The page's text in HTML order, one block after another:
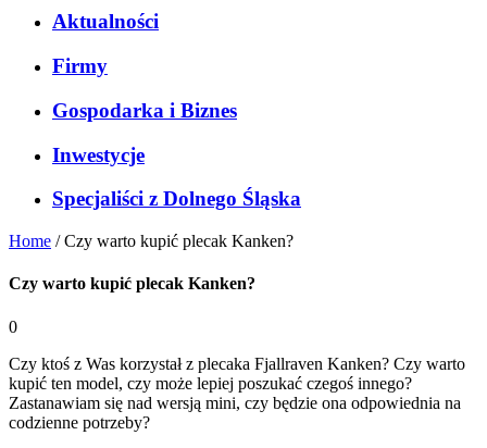
Aktualności
Firmy
Gospodarka i Biznes
Inwestycje
Specjaliści z Dolnego Śląska
Home /Czy warto kupić plecak Kanken?
Czy warto kupić plecak Kanken?
0
Czy ktoś z Was korzystał z plecaka Fjallraven Kanken? Czy warto
kupić ten model, czy może lepiej poszukać czegoś innego?
Zastanawiam się nad wersją mini, czy będzie ona odpowiednia na
codzienne potrzeby?